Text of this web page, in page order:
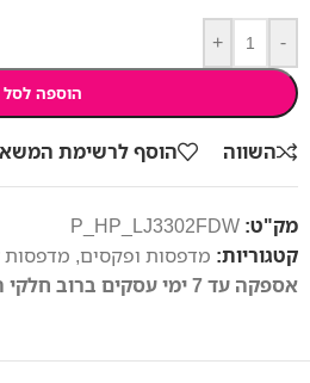
-
+
הוספה לסל
השווה הוסף לרשימת
מק"ט: P_HP_LJ3302FDW
קטגוריות: מדפסות ופקסים, מדפסות
אספקה עד 7 ימי עסקים ברוב חלקי הארץ